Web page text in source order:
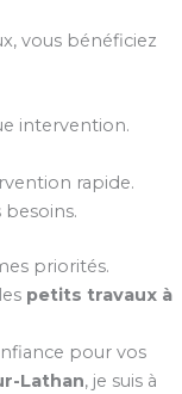
vous bénéficiez
intervention.
rapide.
priorités.
petits travaux à
pour vos
Lathan, je suis à